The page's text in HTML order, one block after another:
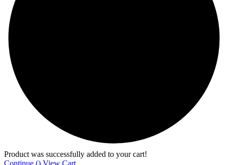
Product was successfully added to your cart!
Continue () View Cart